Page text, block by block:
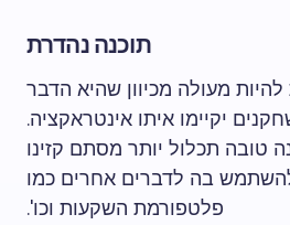
תוכנה נהדרת
להיות מעולה מכיוון שהיא הדבר
יקיימו איתו אינטראקציה.
טובה תכלול יותר מסתם קזינו
להשתמש בה לדברים אחרים כמו
פלטפורמת השקעות וכו'.